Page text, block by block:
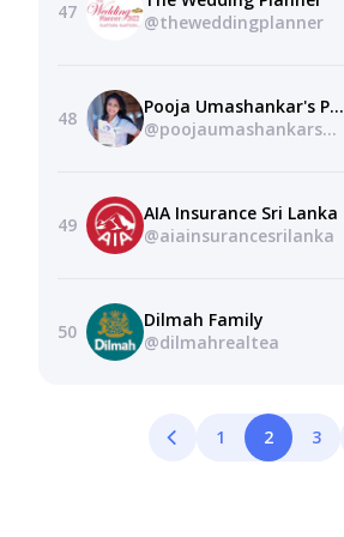
47
@theweddingplanner
48
Pooja Umashankar's Portal !
@poojaumashankarsportal4665
49
AIA Insurance Sri Lanka
@aiainsurancesrilanka
50
Dilmah Family
@dilmahrealtea
1 2 3